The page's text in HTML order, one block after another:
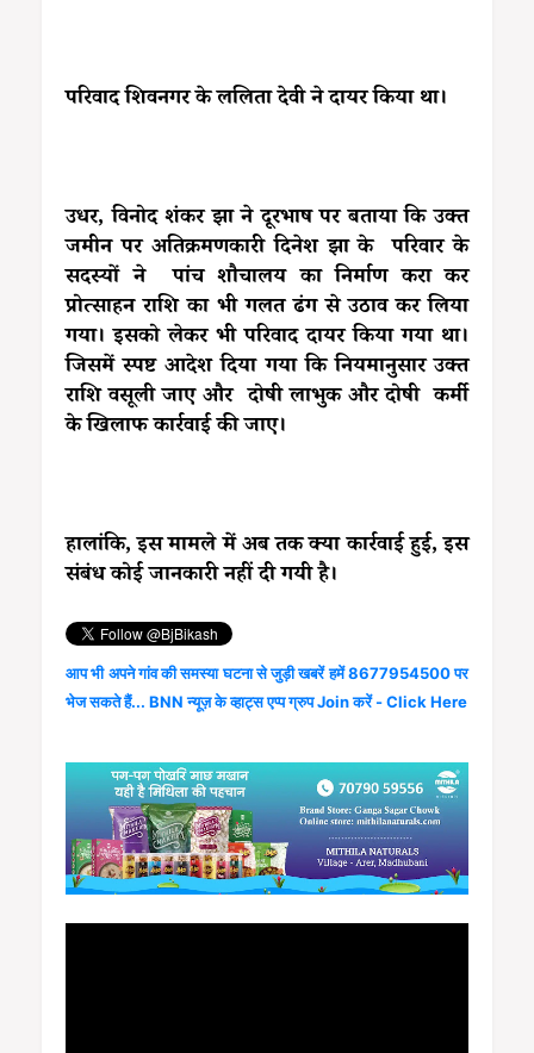
परिवाद शिवनगर के ललिता देवी ने दायर किया था।
उधर, विनोद शंकर झा ने दूरभाष पर बताया कि उक्त
जमीन पर अतिक्रमणकारी दिनेश झा के परिवार के
सदस्यों ने पांच शौचालय का निर्माण करा कर
प्रोत्साहन राशि का भी गलत ढंग से उठाव कर लिया
गया। इसको लेकर भी परिवाद दायर किया गया था।
जिसमें स्पष्ट आदेश दिया गया कि नियमानुसार उक्त
राशि वसूली जाए और दोषी लाभुक और दोषी कर्मी
के खिलाफ कार्रवाई की जाए।
हालांकि, इस मामले में अब तक क्या कार्रवाई हुई, इस
संबंध कोई जानकारी नहीं दी गयी है।
आप भी अपने गांव की समस्या घटना से जुड़ी खबरें हमें 8677954500 पर
भेज सकते हैं... BNN न्यूज़ के व्हाट्स एप्प ग्रुप Join करें - Click Here